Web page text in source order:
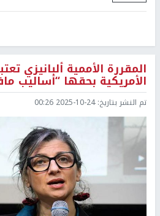
المقررة الأممية ألبانيزي
الأمريكية بحقها “أساليب
تم النشر بتاريخ:2025-10-24 00:26